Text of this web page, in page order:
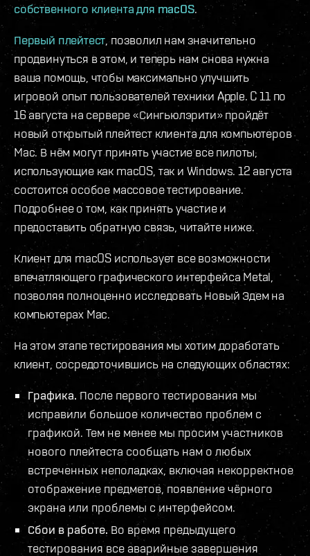
собственного клиента для macOS.
Первый плейтест , позволил нам значительно
продвинуться в этом, и теперь нам снова нужна
ваша помощь, чтобы максимально улучшить
игровой опыт пользователей техники Apple. C 11 по
16 августа на сервере «Сингьюлэрити» пройдёт
новый открытый плейтест клиента для компьютеров
Mac. В нём могут принять участие все пилоты,
использующие как macOS, так и Windows. 12 августа
состоится особое массовое тестирование.
Подробнее о том, как принять участие и
предоставить обратную связь, читайте ниже.
Клиент для macOS использует все возможности
впечатляющего графического интерфейса Metal,
позволяя полноценно исследовать Новый Эдем на
компьютерах Mac.
На этом этапе тестирования мы хотим доработать
клиент, сосредоточившись на следующих областях:
Графика.После первого тестирования мы
исправили большое количество проблем с
графикой. Тем не менее мы просим участников
нового плейтеста сообщать нам о любых
встреченных неполадках, включая некорректное
отображение предметов, появление чёрного
экрана или проблемы с интерфейсом.
Сбои в работе.Во время предыдущего
тестирования все аварийные завершения